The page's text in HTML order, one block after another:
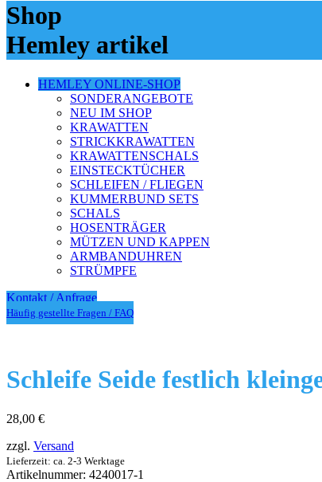
Shop
Hemley artikel
HEMLEY ONLINE-SHOP
SONDERANGEBOTE
NEU IM SHOP
KRAWATTEN
STRICKKRAWATTEN
KRAWATTENSCHALS
EINSTECKTÜCHER
SCHLEIFEN / FLIEGEN
KUMMERBUND SETS
SCHALS
HOSENTRÄGER
MÜTZEN UND KAPPEN
ARMBANDUHREN
STRÜMPFE
Kontakt / Anfrage
Häufig gestellte Fragen / FAQ
Schleife Seide festlich
28,00 €
zzgl. Versand
Lieferzeit: ca. 2-3 Werktage
Artikelnummer: 4240017-1